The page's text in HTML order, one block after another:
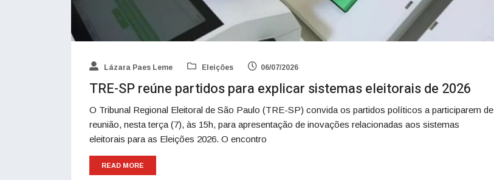
Lázara Paes Leme Eleições 06/07/2026
TRE-SP reúne partidos para explicar sistemas eleitorais de 2026
O Tribunal Regional Eleitoral de São Paulo (TRE-SP) convida os partidos políticos a participarem de
reunião, nesta terça (7), às 15h, para apresentação de inovações relacionadas aos sistemas
eleitorais para as Eleições 2026. O encontro
READ MORE